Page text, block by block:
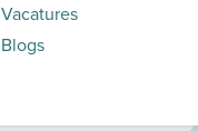
Vacatures
Blogs